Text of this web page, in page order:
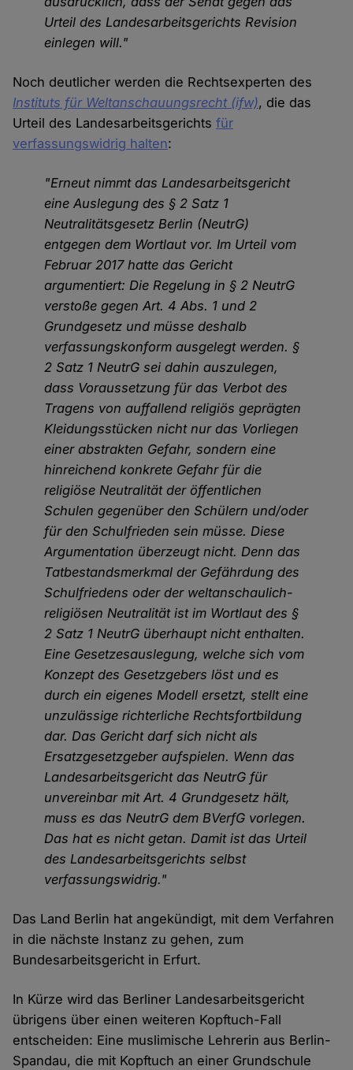
Urteil des Landesarbeitsgerichts Revision
einlegen will."
Noch deutlicher werden die Rechtsexperten des
Instituts für Weltanschauungsrecht (ifw), die das
Urteil des Landesarbeitsgerichtsfür
verfassungswidrig halten:
"Erneut nimmt das Landesarbeitsgericht
eine Auslegung des § 2 Satz 1
Neutralitätsgesetz Berlin (NeutrG)
entgegen dem Wortlaut vor. Im Urteil vom
Februar 2017 hatte das Gericht
argumentiert: Die Regelung in § 2 NeutrG
verstoße gegen Art. 4 Abs. 1 und 2
Grundgesetz und müsse deshalb
verfassungskonform ausgelegt werden. §
2 Satz 1 NeutrG sei dahin auszulegen,
dass Voraussetzung für das Verbot des
Tragens von auffallend religiös geprägten
Kleidungsstücken nicht nur das Vorliegen
einer abstrakten Gefahr, sondern eine
hinreichend konkrete Gefahr für die
religiöse Neutralität der öffentlichen
Schulen gegenüber den Schülern und/oder
für den Schulfrieden sein müsse. Diese
Argumentation überzeugt nicht. Denn das
Tatbestandsmerkmal der Gefährdung des
Schulfriedens oder der weltanschaulich-
religiösen Neutralität ist im Wortlaut des §
2 Satz 1 NeutrG überhaupt nicht enthalten.
Eine Gesetzesauslegung, welche sich vom
Konzept des Gesetzgebers löst und es
durch ein eigenes Modell ersetzt, stellt eine
unzulässige richterliche Rechtsfortbildung
dar. Das Gericht darf sich nicht als
Ersatzgesetzgeber aufspielen. Wenn das
Landesarbeitsgericht das NeutrG für
unvereinbar mit Art. 4 Grundgesetz hält,
muss es das NeutrG dem BVerfG vorlegen.
Das hat es nicht getan. Damit ist das Urteil
des Landesarbeitsgerichts selbst
verfassungswidrig."
Das Land Berlin hat angekündigt, mit dem Verfahren
in die nächste Instanz zu gehen, zum
Bundesarbeitsgericht in Erfurt.
In Kürze wird das Berliner Landesarbeitsgericht
übrigens über einen weiteren Kopftuch-Fall
entscheiden: Eine muslimische Lehrerin aus Berlin-
Spandau, die mit Kopftuch an einer Grundschule